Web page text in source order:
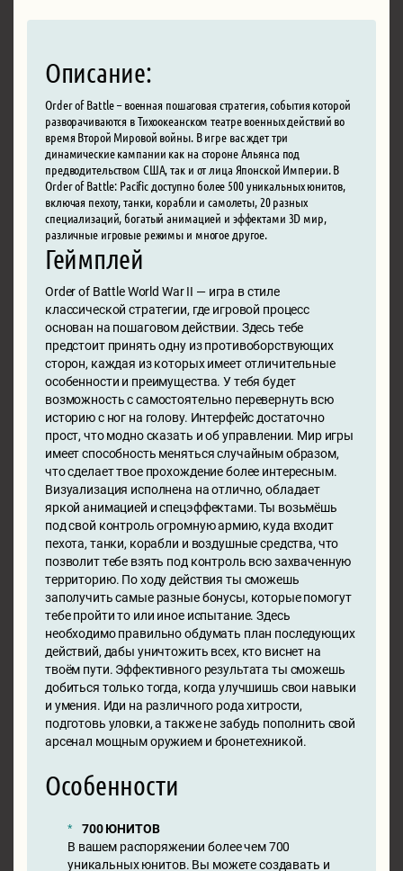
Описание:
Order of Battle – военная пошаговая стратегия, события которой
разворачиваются в Тихоокеанском театре военных действий во
время Второй Мировой войны. В игре вас ждет три
динамические кампании как на стороне Альянса под
предводительством США, так и от лица Японской Империи. В
Order of Battle: Pacific доступно более 500 уникальных юнитов,
включая пехоту, танки, корабли и самолеты, 20 разных
специализаций, богатый анимацией и эффектами 3D мир,
различные игровые режимы и многое другое.
Геймплей
Order of Battle World War II — игра в стиле
классической стратегии, где игровой процесс
основан на пошаговом действии. Здесь тебе
предстоит принять одну из противоборствующих
сторон, каждая из которых имеет отличительные
особенности и преимущества. У тебя будет
возможность с самостоятельно перевернуть всю
историю с ног на голову. Интерфейс достаточно
прост, что модно сказать и об управлении. Мир игры
имеет способность меняться случайным образом,
что сделает твое прохождение более интересным.
Визуализация исполнена на отлично, обладает
яркой анимацией и спецэффектами. Ты возьмёшь
под свой контроль огромную армию, куда входит
пехота, танки, корабли и воздушные средства, что
позволит тебе взять под контроль всю захваченную
территорию. По ходу действия ты сможешь
заполучить самые разные бонусы, которые помогут
тебе пройти то или иное испытание. Здесь
необходимо правильно обдумать план последующих
действий, дабы уничтожить всех, кто виснет на
твоём пути. Эффективного результата ты сможешь
добиться только тогда, когда улучшишь свои навыки
и умения. Иди на различного рода хитрости,
подготовь уловки, а также не забудь пополнить свой
арсенал мощным оружием и бронетехникой.
Особенности
700 ЮНИТОВ
В вашем распоряжении более чем 700
уникальных юнитов. Вы можете создавать и